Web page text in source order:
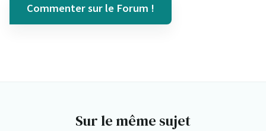
Commenter sur le Forum !
Sur le même sujet